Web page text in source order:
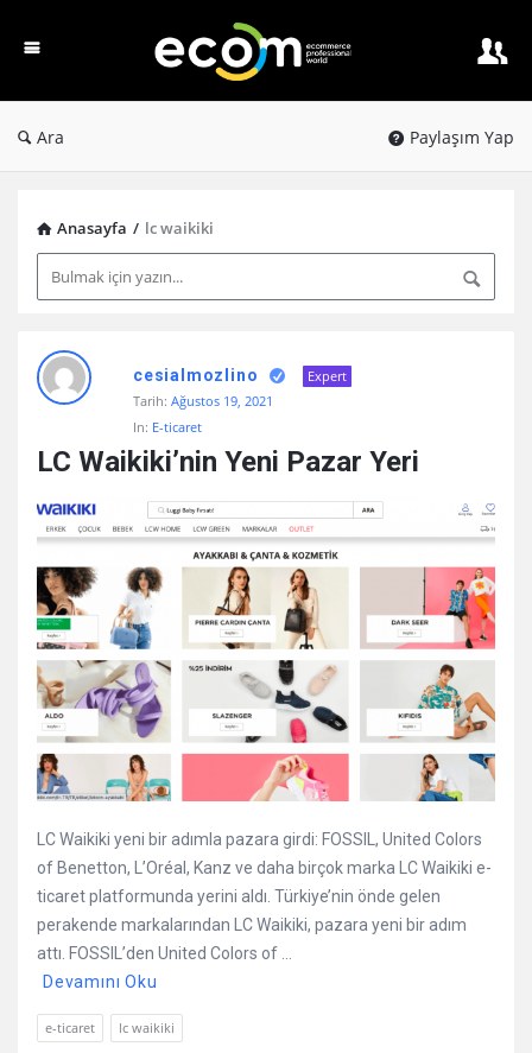
PW
Ara Paylaşım Yap
Anasayfa / lc waikiki
Ecom
PW
Paylaşım
cesialmozlino
Expert
Tarih: Ağustos 19, 2021
In: E-ticaret
LC Waikiki’nin Yeni Pazar Yeri
LC Waikiki yeni bir adımla pazara girdi: FOSSIL, United Colors
of Benetton, L’Oréal, Kanz ve daha birçok marka LC Waikiki e-
ticaret platformunda yerini aldı. Türkiye’nin önde gelen
perakende markalarından LC Waikiki, pazara yeni bir adım
attı. FOSSIL’den United Colors of ...
Devamını Oku
e-ticaret lc waikiki